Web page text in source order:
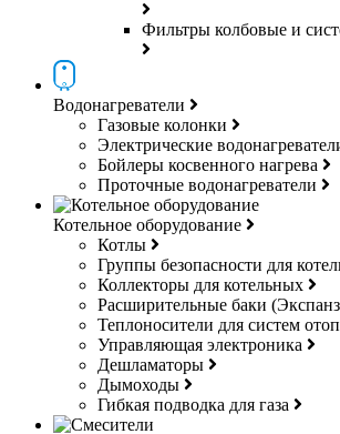
Фильтры колбовые и
Водонагреватели
Газовые колонки
Электрические
Бойлеры косвенного нагрева
Проточные водонагреватели
Котельное оборудование
Котлы
Группы безопасности для
Коллекторы для котельных
Расширительные баки
Теплоносители для систем
Управляющая электроника
Дешламаторы
Дымоходы
Гибкая подводка для газа